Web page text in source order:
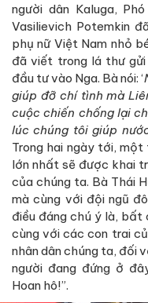
người dân Kaluga,
Vasilievich Potemkin
phụ nữ Việt Nam nhỏ
đã viết trong lá thư
đầu tư vào Nga. Bà nói: ‘
giúp đỡ chí tình mà
cuộc chiến chống lại
lúc chúng tôi giúp
Trong hai ngày tới, một
lớn nhất sẽ được khai
của chúng ta. Bà Thái
mà cùng với đội ngũ
điều đáng chú ý là,
cùng với các con trai
nhân dân chúng ta, đối
người đang đứng ở
Hoan hô!”.